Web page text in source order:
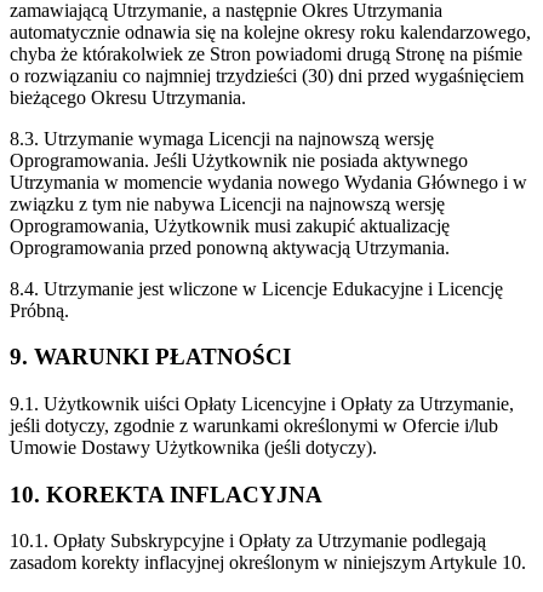
zamawiającą Utrzymanie, a następnie Okres Utrzymania
automatycznie odnawia się na kolejne okresy roku kalendarzowego,
chyba że którakolwiek ze Stron powiadomi drugą Stronę na piśmie
o rozwiązaniu co najmniej trzydzieści (30) dni przed wygaśnięciem
bieżącego Okresu Utrzymania.
8.3. Utrzymanie wymaga Licencji na najnowszą wersję
Oprogramowania. Jeśli Użytkownik nie posiada aktywnego
Utrzymania w momencie wydania nowego Wydania Głównego i w
związku z tym nie nabywa Licencji na najnowszą wersję
Oprogramowania, Użytkownik musi zakupić aktualizację
Oprogramowania przed ponowną aktywacją Utrzymania.
8.4. Utrzymanie jest wliczone w Licencje Edukacyjne i Licencję
Próbną.
9. WARUNKI PŁATNOŚCI
9.1. Użytkownik uiści Opłaty Licencyjne i Opłaty za Utrzymanie,
jeśli dotyczy, zgodnie z warunkami określonymi w Ofercie i/lub
Umowie Dostawy Użytkownika (jeśli dotyczy).
10. KOREKTA INFLACYJNA
10.1. Opłaty Subskrypcyjne i Opłaty za Utrzymanie podlegają
zasadom korekty inflacyjnej określonym w niniejszym Artykule 10.